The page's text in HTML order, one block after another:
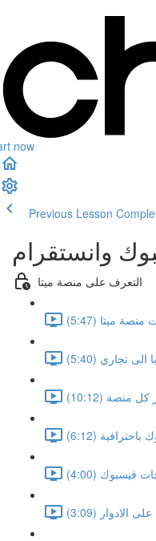
now
Previous Lesson
وانستقرام
التعرف على منصة ميتا
ميتا (5:47)
تجاري (5:40)
(10:12)
(6:12)
(4:00)
(3:09)